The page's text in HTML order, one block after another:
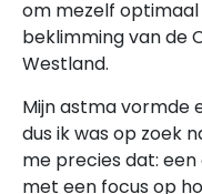
om mezelf
beklimming van de
Westland.
Mijn astma vormde
dus ik was op zoek
me precies dat:
met een focus op